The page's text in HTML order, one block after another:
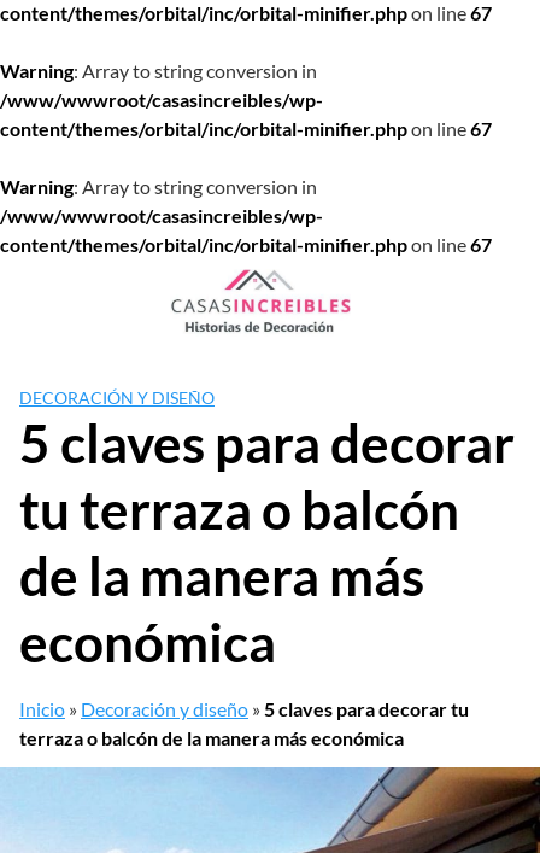
content/themes/orbital/inc/orbital-minifier.phpon line67
Warning: Array to string conversion in
/www/wwwroot/casasincreibles/wp-
content/themes/orbital/inc/orbital-minifier.phpon line67
Warning: Array to string conversion in
/www/wwwroot/casasincreibles/wp-
content/themes/orbital/inc/orbital-minifier.phpon line67
DECORACIÓN Y DISEÑO
5 claves para decorar
tu terraza o balcón
de la manera más
económica
Inicio » Decoración y diseño »5 claves para decorar tu
terraza o balcón de la manera más económica